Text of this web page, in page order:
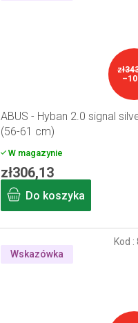
–10
ABUS - Hyban 2.0 signal
(56-61 cm)
W magazynie
zł306,13
Do koszyka
Wskazówka
Kod :